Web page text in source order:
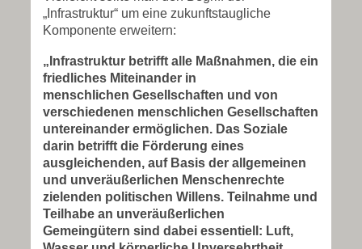
„Infrastruktur“ um eine zukunftstaugliche
Komponente erweitern:
„Infrastruktur betrifft alle Maßnahmen, die ein
friedliches Miteinander in
menschlichen Gesellschaften und von
verschiedenen menschlichen Gesellschaften
untereinander ermöglichen. Das Soziale
darin betrifft die Förderung eines
ausgleichenden, auf Basis der allgemeinen
und unveräußerlichen Menschenrechte
zielenden politischen Willens. Teilnahme und
Teilhabe an unveräußerlichen
Gemeingütern sind dabei essentiell: Luft,